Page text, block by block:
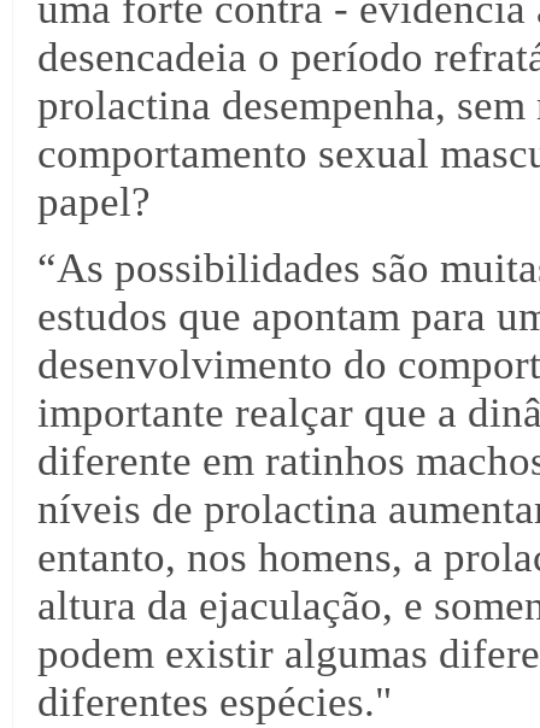
desencadeia o período
prolactina desempenha,
comportamento sexual
papel?
“As possibilidades são
estudos que apontam para
desenvolvimento do
importante realçar que a
diferente em ratinhos
níveis de prolactina
entanto, nos homens, a
altura da ejaculação, e
podem existir algumas
diferentes espécies."